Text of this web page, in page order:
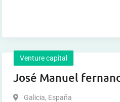
Venture capital
José Manuel
fernandez
Galicia, España